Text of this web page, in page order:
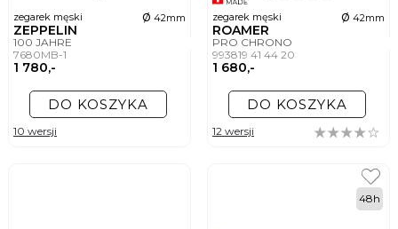
zegarek męski ø 42mm
ZEPPELIN
100 JAHRE
7680MB-1
1 780,-
DO KOSZYKA
10 wersji
zegarek męski ø 42mm
ROAMER
PRO CHRONO
993819 41 44 20
1 680,-
DO KOSZYKA
12 wersji
48h